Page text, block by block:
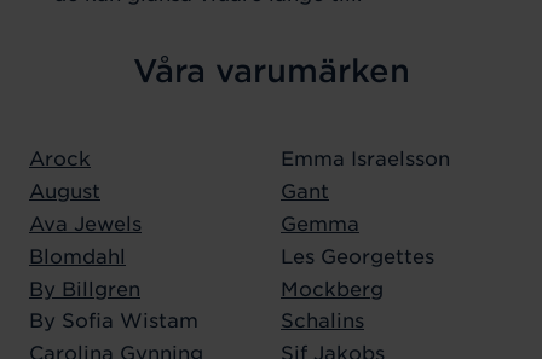
Våra varumärken
Arock
August
Ava Jewels
Blomdahl
By Billgren
By Sofia Wistam
Carolina Gynning
Emma Israelsson
Gant
Gemma
Les Georgettes
Mockberg
Schalins
Sif Jakobs